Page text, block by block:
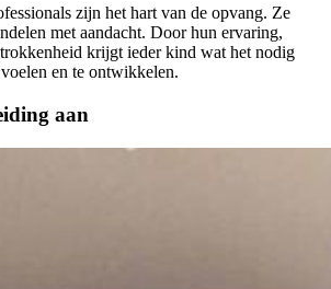
zijn het hart van de opvang. Ze
met aandacht. Door hun ervaring,
krijgt ieder kind wat het nodig
en te ontwikkelen.
aan